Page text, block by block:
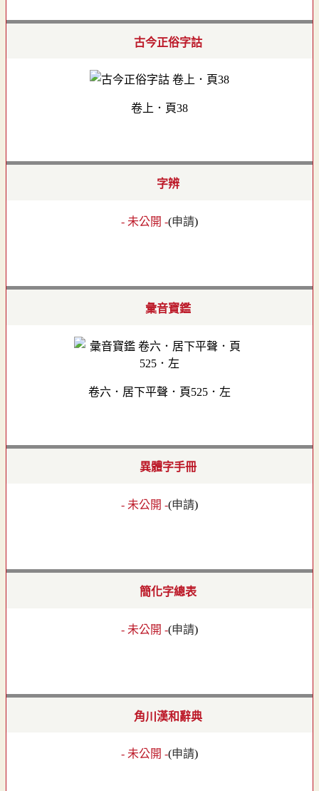
古今正俗字詁
卷上．頁38
字辨
- 未公開 -(申請)
彙音寶鑑
卷六．居下平聲．頁525．左
異體字手冊
- 未公開 -(申請)
簡化字總表
- 未公開 -(申請)
角川漢和辭典
- 未公開 -(申請)